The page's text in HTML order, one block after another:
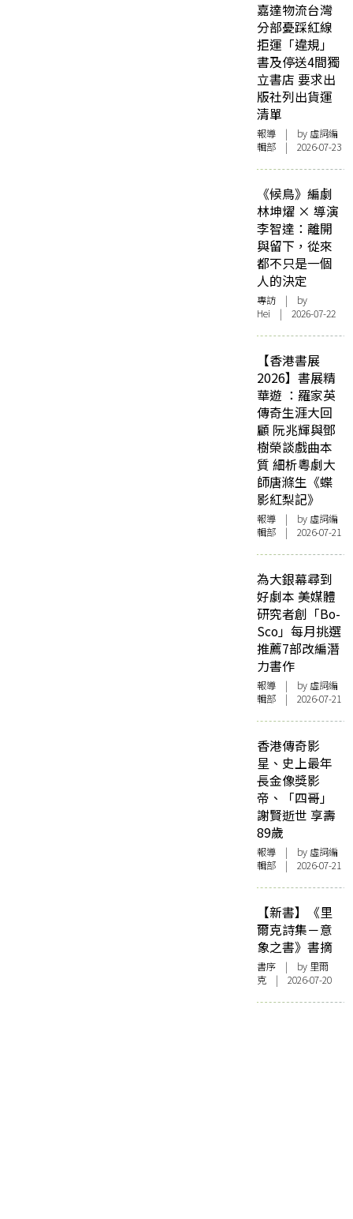
嘉達物流台灣
分部憂踩紅線
拒運「違規」
書及停送4間獨
立書店 要求出
版社列出貨運
清單
報導 | by 虛詞編
輯部 | 2026-07-23
《候鳥》編劇
林坤燿 × 導演
李智達：離開
與留下，從來
都不只是一個
人的決定
專訪 | by
Hei | 2026-07-22
【香港書展
2026】書展精
華遊 ：羅家英
傳奇生涯大回
顧 阮兆輝與鄧
樹榮談戲曲本
質 細析粵劇大
師唐滌生《蝶
影紅梨記》
報導 | by 虛詞編
輯部 | 2026-07-21
為大銀幕尋到
好劇本 美媒體
研究者創「Bo-
Sco」每月挑選
推薦7部改編潛
力書作
報導 | by 虛詞編
輯部 | 2026-07-21
香港傳奇影
星、史上最年
長金像獎影
帝、「四哥」
謝賢逝世 享壽
89歲
報導 | by 虛詞編
輯部 | 2026-07-21
【新書】《里
爾克詩集－意
象之書》書摘
書序 | by 里爾
克 | 2026-07-20